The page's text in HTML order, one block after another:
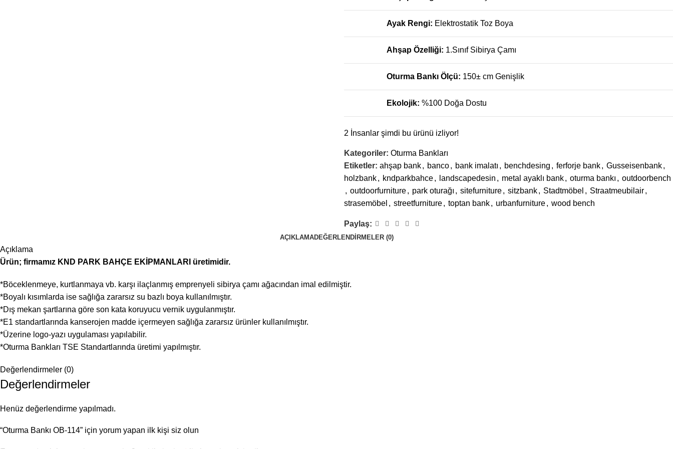
Ayak Rengi: Elektrostatik Toz Boya
Ahşap Özelliği: 1.Sınıf Sibirya Çamı
Oturma Bankı Ölçü: 150± cm Genişlik
Ekolojik: %100 Doğa Dostu
2 İnsanlar şimdi bu ürünü izliyor!
Kategoriler: Oturma Bankları
Etiketler: ahşap bank, banco, bank imalatı , benchdesing , ferforje bank, Gusseisenbank,
holzbank, kndparkbahce, landscapedesin , metal ayaklı bank, oturma bankı , outdoorbench
, outdoorfurniture, park oturağı , sitefurniture, sitzbank, Stadtmöbel , Straatmeubilair,
strasemöbel , streetfurniture, toptan bank, urbanfurniture, wood bench
Paylaş:
AÇIKLAMADEĞERLENDIRMELER (0)
Açıklama
Ürün; firmamız KND PARK BAHÇE EKİPMANLARI üretimidir.
*Böceklenmeye, kurtlanmaya vb. karşı ilaçlanmış emprenyeli sibirya çamı ağacından imal edilmiştir.
*Boyalı kısımlarda ise sağlığa zararsız su bazlı boya kullanılmıştır.
*Dış mekan şartlarına göre son kata koruyucu vernik uygulanmıştır.
*E1 standartlarında kanserojen madde içermeyen sağlığa zararsız ürünler kullanılmıştır.
*Üzerine logo-yazı uygulaması yapılabilir.
*Oturma Bankları TSE Standartlarında üretimi yapılmıştır.
Değerlendirmeler (0)
Değerlendirmeler
Henüz değerlendirme yapılmadı.
“Oturma Bankı OB-114” için yorum yapan ilk kişi siz olun